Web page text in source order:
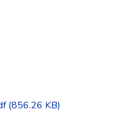
(856.26 KB)